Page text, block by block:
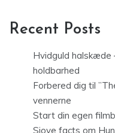
Recent Posts
Hvidguld halskæde
holdbarhed
Forbered dig til
vennerne
Start din egen
Sjove facts om